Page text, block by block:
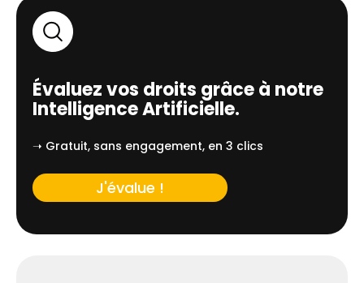
Évaluez vos droits grâce à notre
Intelligence Artificielle.
➝ Gratuit, sans engagement, en 3 clics
J'évalue !